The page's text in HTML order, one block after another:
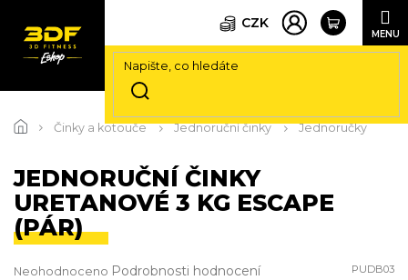
na
CZK
Činky a kotouče Jednoruční činky Jednoručky
JEDNORUČNÍ ČINKY
URETANOVÉ 3 KG ESCAPE
(PÁR)
PUDB03
Průměrné
Neohodnoceno Podrobnosti hodnocení